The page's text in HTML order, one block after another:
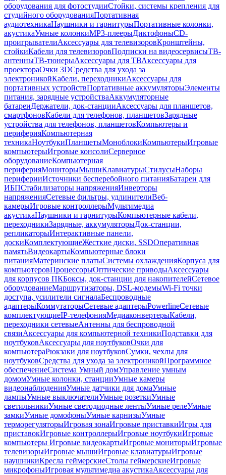
оборудования для фотостудииСтойки, системы крепления для
студийного оборудованияПортативная
аудиотехникаНаушники и гарнитурыПортативные колонки,
акустикаУмные колонкиMP3-плеерыДиктофоныCD-
проигрывателиАксессуары для телевизоровКронштейны,
стойкиКабели для телевизоровПодписки на видеосервисыТВ-
антенныТВ-тюнерыАксессуары для ТВАксессуары для
проектораОчки 3DСредства для ухода за
электроникойКабели, переходникиАксессуары для
портативных устройствПортативные аккумуляторыЭлементы
питания, зарядные устройстваАккумуляторные
батареиДержатели, док-станцииАксессуары для планшетов,
смартфоновКабели для телефонов, планшетовЗарядные
устройства для телефонов, планшетовКомпьютеры и
периферияКомпьютерная
техникаНоутбукиПланшетыМоноблокиКомпьютерыИгровые
компьютерыИгровые консолиСерверное
оборудованиеКомпьютерная
периферияМониторыМышиКлавиатурыСтилусыНаборы
периферииИсточники бесперебойного питанияБатареи для
ИБПСтабилизаторы напряженияИнверторы
напряженияСетевые фильтры, удлинителиВеб-
камерыИгровые контроллерыМультимедиа
акустикаНаушники и гарнитурыКомпьютерные кабели,
переходникиЗарядные, аккумуляторыДок-станции,
репликаторыИнтерактивные панели,
доскиКомплектующиеЖесткие диски, SSDОперативная
памятьВидеокартыКомпьютерные блоки
питанияМатеринские платыСистемы охлажденияКорпуса для
компьютеровПроцессорыОптические приводыАксессуары
для корпусов ПКБоксы, док-станции для накопителейСетевое
оборудованиеМаршрутизаторы, DSL-модемыWi-Fi точки
доступа, усилители сигналаБеспроводные
адаптерыКоммутаторыСетевые адаптерыPowerlineСетевые
комплектующиеIP-телефонияМедиаконвертерыКабели,
переходники сетевыеАнтенны для беспроводной
связиАксессуары для компьютерной техникиПодставки для
ноутбуковАксессуары для ноутбуковОчки для
компьютераРюкзаки для ноутбуковСумки, чехлы для
ноутбуковСредства для ухода за электроникойПрограммное
обеспечениеСистема Умный домУправление умным
домомУмные колонки, станцииУмные камеры
видеонаблюденияУмные датчики для домаУмные
лампыУмные выключателиУмные розеткиУмные
светильникиУмные светодиодные лентыУмные релеУмные
замкиУмные домофоныУмные карнизыУмные
терморегуляторыИгровая зонаИгровые приставкиИгры для
приставокИгровые контроллерыИгровые ноутбукиИгровые
компьютеры Игровые видеокартыИгровые мониторыИгровые
телевизорыИгровые мышиИгровые клавиатурыИгровые
наушникиКресла геймерскиеСтолы геймерскиеИгровые
микрофоныИгровая мультимедиа акустикаАксессуары для